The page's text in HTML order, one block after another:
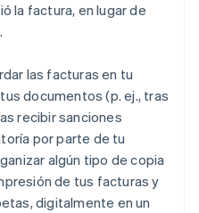
la factura, en lugar de
las facturas en tu
documentos (p. ej., tras
recibir sanciones
por parte de tu
algún tipo de copia
de tus facturas y
digitalmente en un